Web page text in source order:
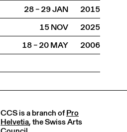
28 – 29 JAN
2015
15 NOV
2025
18 – 20 MAY
2006
CCS is a branch ofPro
Helvetia, the Swiss Arts